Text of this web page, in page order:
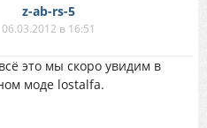
z-ab-rs-5
06.03.2012 в 16:51
это мы скоро увидим в
моде lostalfa.